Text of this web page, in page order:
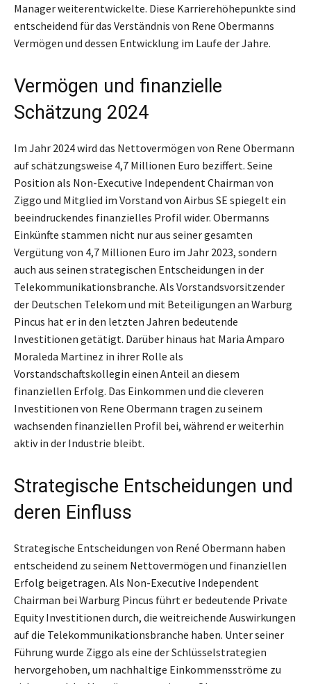
Manager weiterentwickelte. Diese Karrierehöhepunkte sind
entscheidend für das Verständnis von Rene Obermanns
Vermögen und dessen Entwicklung im Laufe der Jahre.
Vermögen und finanzielle
Schätzung 2024
Im Jahr 2024 wird das Nettovermögen von Rene Obermann
auf schätzungsweise 4,7 Millionen Euro beziffert. Seine
Position als Non-Executive Independent Chairman von
Ziggo und Mitglied im Vorstand von Airbus SE spiegelt ein
beeindruckendes finanzielles Profil wider. Obermanns
Einkünfte stammen nicht nur aus seiner gesamten
Vergütung von 4,7 Millionen Euro im Jahr 2023, sondern
auch aus seinen strategischen Entscheidungen in der
Telekommunikationsbranche. Als Vorstandsvorsitzender
der Deutschen Telekom und mit Beteiligungen an Warburg
Pincus hat er in den letzten Jahren bedeutende
Investitionen getätigt. Darüber hinaus hat Maria Amparo
Moraleda Martinez in ihrer Rolle als
Vorstandschaftskollegin einen Anteil an diesem
finanziellen Erfolg. Das Einkommen und die cleveren
Investitionen von Rene Obermann tragen zu seinem
wachsenden finanziellen Profil bei, während er weiterhin
aktiv in der Industrie bleibt.
Strategische Entscheidungen und
deren Einfluss
Strategische Entscheidungen von René Obermann haben
entscheidend zu seinem Nettovermögen und finanziellen
Erfolg beigetragen. Als Non-Executive Independent
Chairman bei Warburg Pincus führt er bedeutende Private
Equity Investitionen durch, die weitreichende Auswirkungen
auf die Telekommunikationsbranche haben. Unter seiner
Führung wurde Ziggo als eine der Schlüsselstrategien
hervorgehoben, um nachhaltige Einkommensströme zu